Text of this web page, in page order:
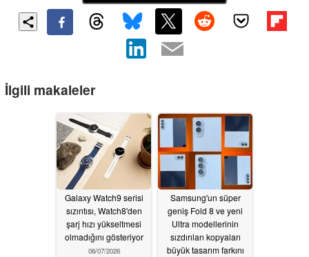
İlgili makaleler
Galaxy Watch9 serisi
sızıntısı, Watch8'den
şarj hızı yükseltmesi
olmadığını gösteriyor
06/07/2026
Samsung'un süper
geniş Fold 8 ve yeni
Ultra modellerinin
sızdırılan kopyaları
büyük tasarım farkını